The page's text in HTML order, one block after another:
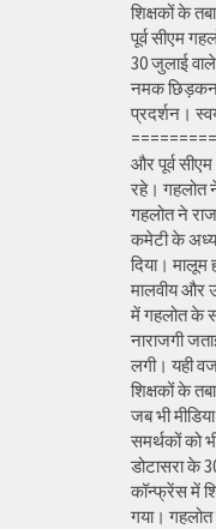
शिक्षकों के
पूर्व सीएम
30 जुलाई
नमक
प्रदर्शन।
और पूर्व
रहे। गहलोत
गहलोत ने
कमेटी के
दिया। मालूम
मालवीय और
में गहलोत के
नाराजगी
लगी। यही
शिक्षकों के
जब भी
समर्थकों को
डोटासरा के
कॉन्फ्रेंस में
गया।